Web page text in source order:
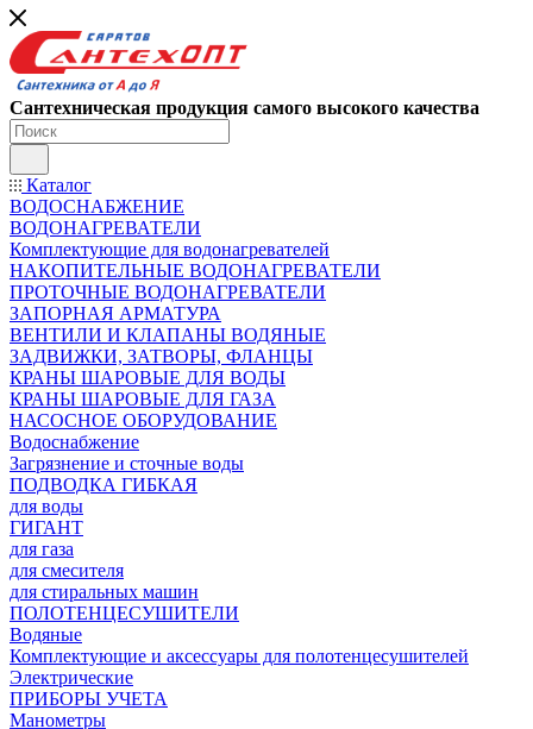
Сантехническая продукция самого высокого качества
Каталог
ВОДОСНАБЖЕНИЕ
ВОДОНАГРЕВАТЕЛИ
Комплектующие для водонагревателей
НАКОПИТЕЛЬНЫЕ ВОДОНАГРЕВАТЕЛИ
ПРОТОЧНЫЕ ВОДОНАГРЕВАТЕЛИ
ЗАПОРНАЯ АРМАТУРА
ВЕНТИЛИ И КЛАПАНЫ ВОДЯНЫЕ
ЗАДВИЖКИ, ЗАТВОРЫ, ФЛАНЦЫ
КРАНЫ ШАРОВЫЕ ДЛЯ ВОДЫ
КРАНЫ ШАРОВЫЕ ДЛЯ ГАЗА
НАСОСНОЕ ОБОРУДОВАНИЕ
Водоснабжение
Загрязнение и сточные воды
ПОДВОДКА ГИБКАЯ
для воды
ГИГАНТ
для газа
для смесителя
для стиральных машин
ПОЛОТЕНЦЕСУШИТЕЛИ
Водяные
Комплектующие и аксессуары для полотенцесушителей
Электрические
ПРИБОРЫ УЧЕТА
Манометры